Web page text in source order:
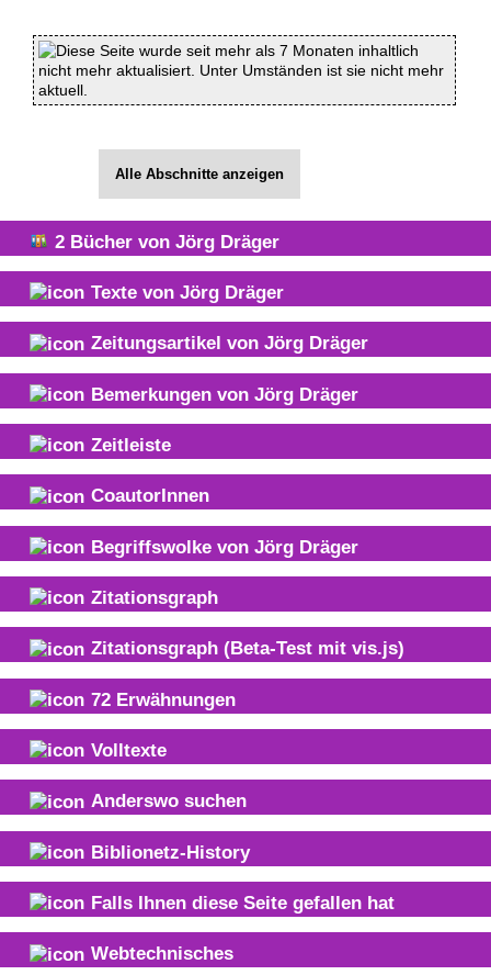
Diese Seite wurde seit mehr als 7 Monaten inhaltlich
nicht mehr aktualisiert. Unter Umständen ist sie nicht mehr
aktuell.
Alle Abschnitte anzeigen
2 Bücher von Jörg Dräger
Texte von Jörg Dräger
Zeitungsartikel von Jörg Dräger
Bemerkungen von Jörg Dräger
Zeitleiste
CoautorInnen
Begriffswolke von Jörg Dräger
Zitationsgraph
Zitationsgraph (Beta-Test mit vis.js)
72 Erwähnungen
Volltexte
Anderswo suchen
Biblionetz-History
Falls Ihnen diese Seite gefallen hat
Webtechnisches